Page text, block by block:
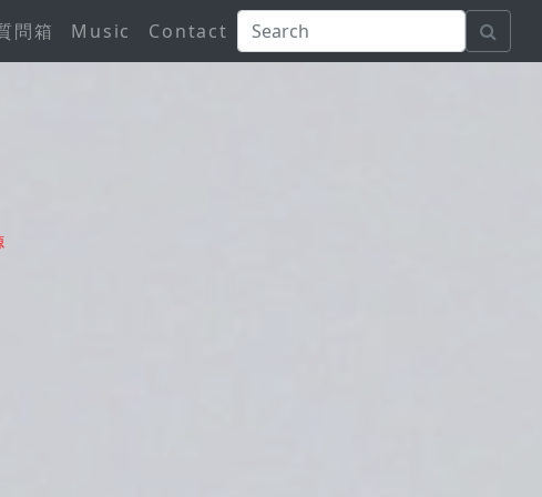
問箱 Music Contact